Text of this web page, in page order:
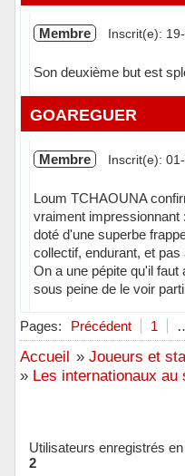
Membre Inscrit(e):
Son deuxième but est
Hors ligne
GOAREGUER
Membre Inscrit(e):
Loum TCHAOUNA
vraiment impressionnant
doté d'une superbe
collectif, endurant, et
On a une pépite qu'il faut
sous peine de le voir
Hors ligne
Pages: Précédent 1
Accueil » Joueurs et
» Les internationaux au
Utilisateurs enregistrés
2